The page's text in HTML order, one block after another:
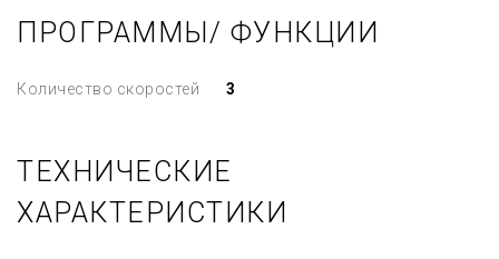
ПРОГРАММЫ/ ФУНКЦИИ
Количество скоростей 3
ТЕХНИЧЕСКИЕ
ХАРАКТЕРИСТИКИ